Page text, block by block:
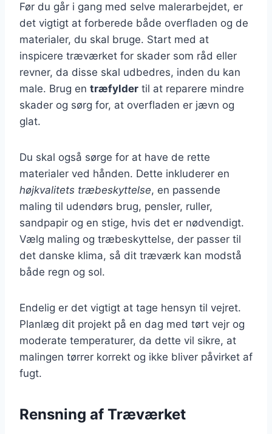
Før du går i gang med selve malerarbejdet, er
det vigtigt at forberede både overfladen og de
materialer, du skal bruge. Start med at
inspicere træværket for skader som råd eller
revner, da disse skal udbedres, inden du kan
male. Brug en træfylder til at reparere mindre
skader og sørg for, at overfladen er jævn og
glat.
Du skal også sørge for at have de rette
materialer ved hånden. Dette inkluderer en
højkvalitets træbeskyttelse, en passende
maling til udendørs brug, pensler, ruller,
sandpapir og en stige, hvis det er nødvendigt.
Vælg maling og træbeskyttelse, der passer til
det danske klima, så dit træværk kan modstå
både regn og sol.
Endelig er det vigtigt at tage hensyn til vejret.
Planlæg dit projekt på en dag med tørt vejr og
moderate temperaturer, da dette vil sikre, at
malingen tørrer korrekt og ikke bliver påvirket af
fugt.
Rensning af Træværket